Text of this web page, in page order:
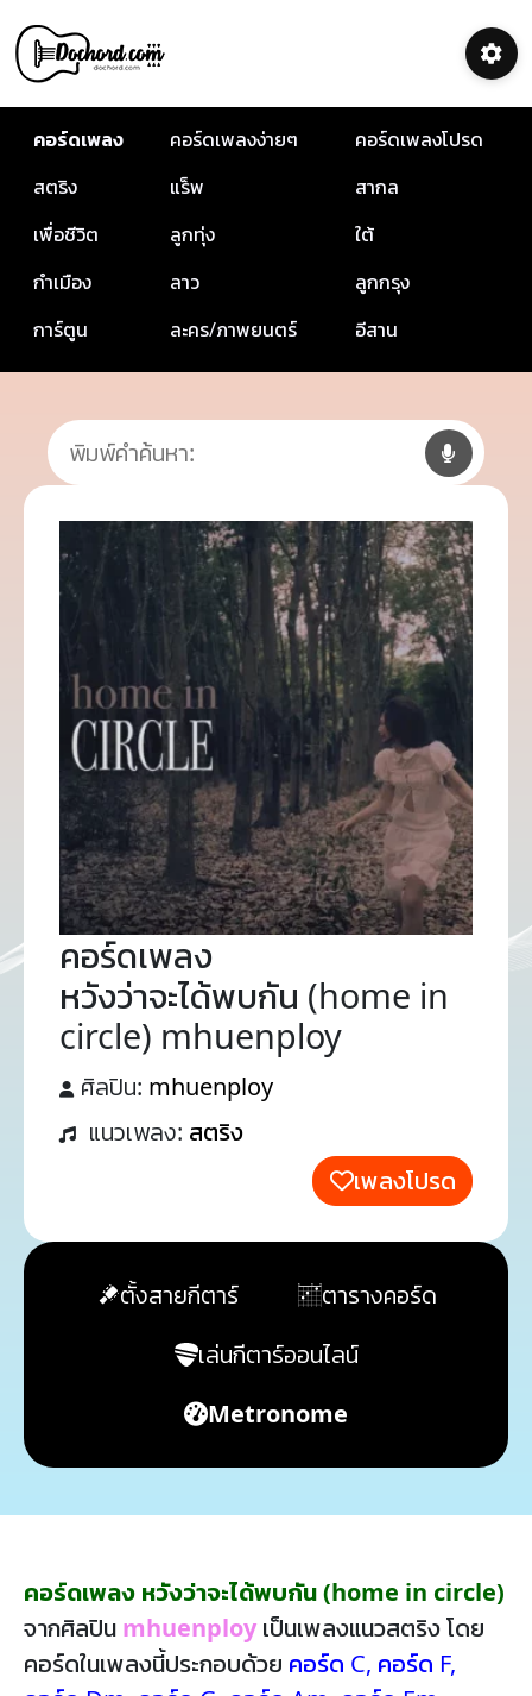
คอร์ดเพลง คอร์ดเพลงง่ายๆ
คอร์ดเพลงโปรด
สตริง
แร็พ
สากล
เพื่อชีวิต
ลูกทุ่ง
ใต้
กำเมือง
ลาว
ลูกกรุง
การ์ตูน
ละคร/ภาพยนตร์ อีสาน
คอร์ดเพลง
หวังว่าจะได้พบกัน (home in
circle) mhuenploy
ศิลปิน: mhuenploy
แนวเพลง: สตริง
เพลงโปรด
ตั้งสายกีตาร์
ตารางคอร์ด
เล่นกีตาร์ออนไลน์
Metronome
คอร์ดเพลง หวังว่าจะได้พบกัน (home in circle)
จากศิลปิน mhuenployเป็นเพลงแนวสตริง โดย
คอร์ดในเพลงนี้ประกอบด้วย คอร์ด C, คอร์ด F,